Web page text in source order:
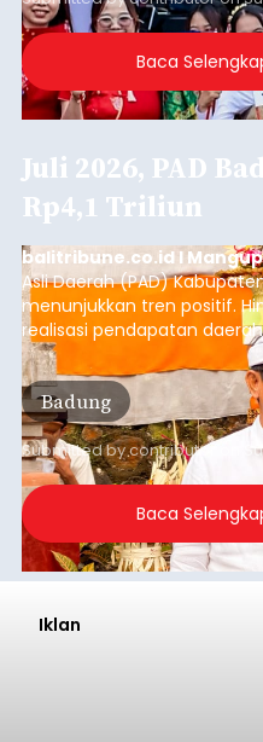
Baca
Juli 2026, PAD
Rp4,1 Triliun
balitribune.co.id I
Asli Daerah (PAD)
menunjukkan tren positif.
realisasi pendapatan
Rp4,1 triliun atau rata-rata
per bulan, meningkat
rata-rata penerimaan
Rp350 miliar hingga Rp400
Badung
Submitted bycontributor
Baca
Iklan